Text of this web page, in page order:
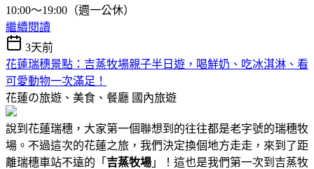
10:00～19:00（週一公休）
繼續閱讀
3天前
花蓮瑞穗景點：吉蒸牧場親子半日遊，喝鮮奶、吃冰淇淋、看
可愛動物一次滿足！
花蓮の旅遊、美食、餐廳 國內旅遊
說到花蓮瑞穗，大家第一個聯想到的往往都是老字號的瑞穗牧
場。不過這次的花蓮之旅，我們決定換個地方走走，來到了距
離瑞穗車站不遠的「 吉蒸牧場 」！這也是我們第一次到吉蒸牧